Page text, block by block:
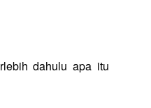
dahulu apa itu